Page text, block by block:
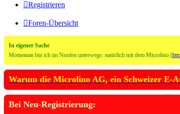
Registrieren
Foren-Übersicht
In eigener Sache
Momentan bin ich im Norden unterwegs: natürlich mit dem Microlino (
Warum die Microlino AG, ein Schweizer E-
Bei Neu-Registrierung: